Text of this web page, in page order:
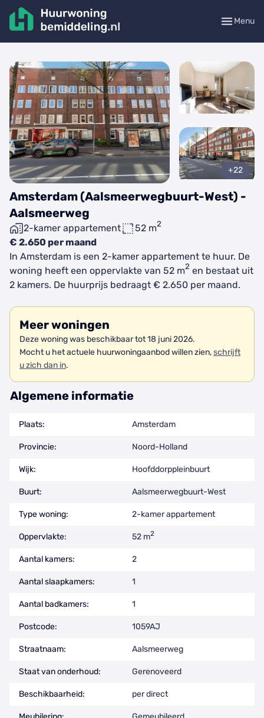
Menu
Amsterdam (Aalsmeerwegbuurt-West) -
Aalsmeerweg
2-kamer appartement 52 m2
€ 2.650 per maand
+22
In Amsterdam is een 2-kamer appartement te huur. De
woning heeft een oppervlakte van 52 m2 en bestaat uit
2 kamers. De huurprijs bedraagt € 2.650 per maand.
Meer woningen
Deze woning was beschikbaar tot 18 juni 2026.
Mocht u het actuele huurwoningaanbod willen zien,schrijft
u zich dan in.
Algemene informatie
Plaats: Amsterdam
Provincie: Noord-Holland
Wijk: Hoofddorppleinbuurt
Buurt: Aalsmeerwegbuurt-West
Type woning: 2-kamer appartement
Oppervlakte: 52 m2
Aantal kamers: 2
Aantal slaapkamers: 1
Aantal badkamers: 1
Postcode: 1059AJ
Straatnaam: Aalsmeerweg
Staat van onderhoud: Gerenoveerd
Beschikbaarheid: per direct